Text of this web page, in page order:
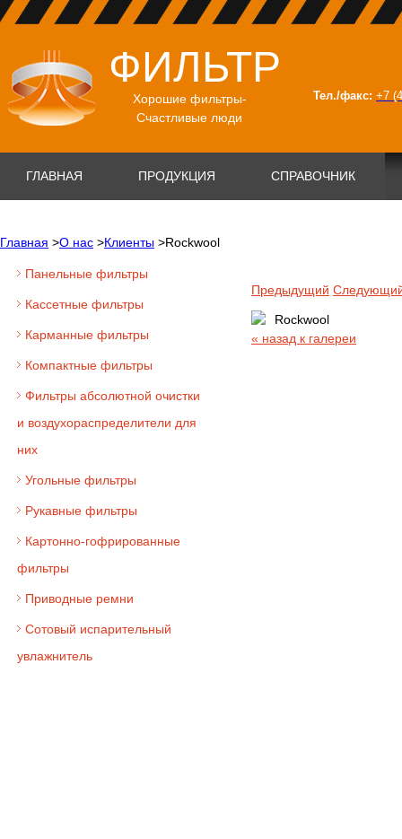
ФИЛЬТР
Тел./факс: +7
Хорошие фильтры-
Счастливые люди
ГЛАВНАЯ ПРОДУКЦИЯ СПРАВОЧНИК
Главная >О нас >Клиенты >Rockwool
Панельные фильтры
Кассетные фильтры
Карманные фильтры
Компактные фильтры
Фильтры абсолютной очистки
и воздухораспределители для
них
Угольные фильтры
Рукавные фильтры
Картонно-гофрированные
фильтры
Приводные ремни
Сотовый испарительный
увлажнитель
Предыдущий
« назад к галереи